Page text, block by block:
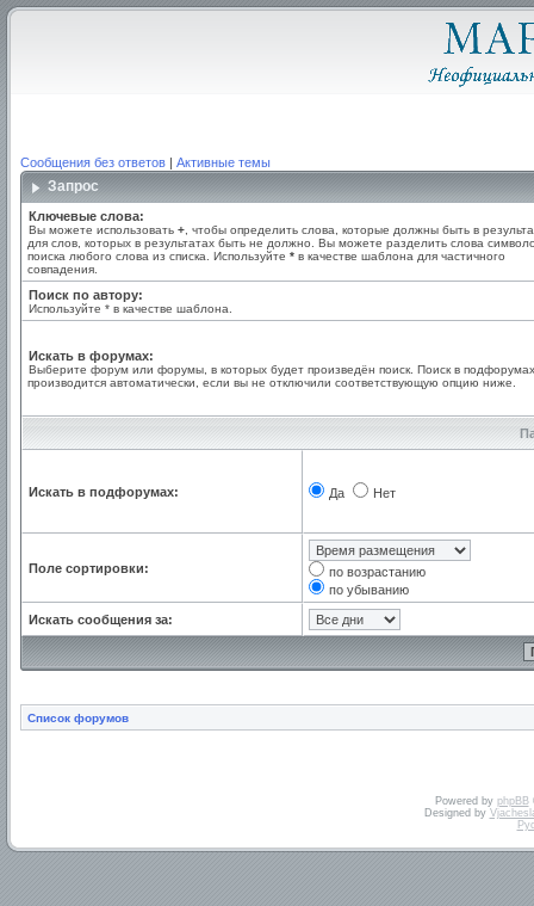
Сообщения без ответов | Активные темы
Запрос
Ключевые слова:
Вы можете использовать + , чтобы определить слова, которые должны быть в
для слов, которых в результатах быть не должно. Вы можете разделить слова
поиска любого слова из списка. Используйте * в качестве шаблона для частичного
совпадения.
Поиск по автору:
Используйте * в качестве шаблона.
Искать в форумах:
Выберите форум или форумы, в которых будет произведён поиск. Поиск в подфорумах
производится автоматически, если вы не отключили соответствующую опцию ниже.
Искать в подфорумах: Да Нет
Поле сортировки:
по возрастанию
по убыванию
Искать сообщения за:
Список форумов
Powered by phpBB
Designed by